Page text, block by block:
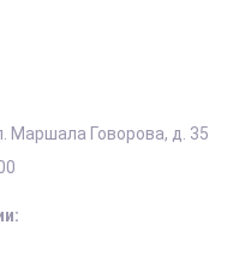
Маршала Говорова, д. 35